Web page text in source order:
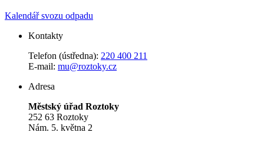
Kalendář svozu odpadu
Kontakty
Telefon (ústředna): 220 400 211
E-mail: mu@roztoky.cz
Adresa
Městský úřad Roztoky
252 63 Roztoky
Nám. 5. května 2